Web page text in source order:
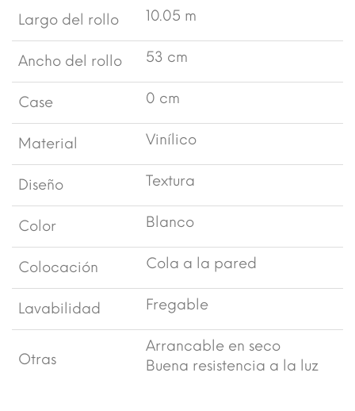
Largo del rollo 10.05 m
Ancho del rollo 53 cm
Case 0 cm
Material Vinílico
Diseño Textura
Color Blanco
Colocación Cola a la pared
Lavabilidad Fregable
Otras
Arrancable en seco
Buena resistencia a la luz